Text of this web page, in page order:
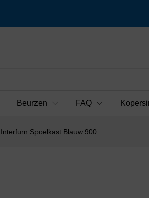
Beurzen FAQ
Interfurn Spoelkast Blauw 900